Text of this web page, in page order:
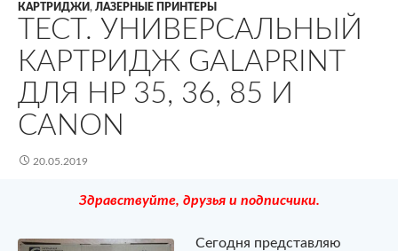
КАРТРИДЖИ, ЛАЗЕРНЫЕ ПРИНТЕРЫ
ТЕСТ. УНИВЕРСАЛЬНЫЙ
КАРТРИДЖ GALAPRINT
ДЛЯ HP 35, 36, 85 И
CANON
20.05.2019
Здравствуйте, друзья и подписчики.
Сегодня представляю